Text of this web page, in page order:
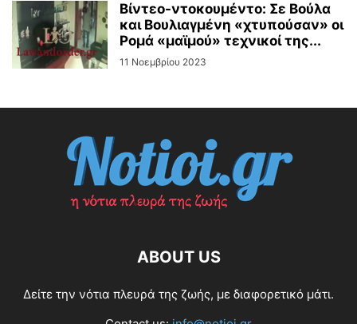
Βίντεo-ντοκουμέντο: Σε Βούλα
και Βουλιαγμένη «χτυπούσαν» οι
Ρομά «μαϊμού» τεχνικοί της...
11 Νοεμβρίου 2023
ABOUT US
Δείτε την νότια πλευρά της ζωής, με διαφορετικό μάτι.